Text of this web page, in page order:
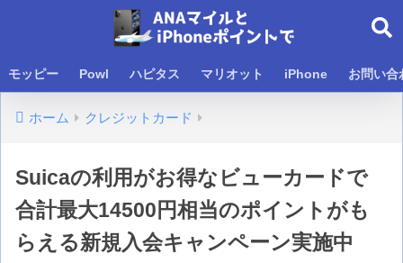
モッピー Powl ハピタス マリオット iPhone お問い合
ホーム クレジットカード
Suicaの利用がお得なビューカードで
合計最大14500円相当のポイントがも
らえる新規入会キャンペーン実施中